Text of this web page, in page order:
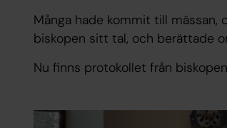
Många hade kommit till mässan,
biskopen sitt tal, och berättade
Nu finns protokollet från